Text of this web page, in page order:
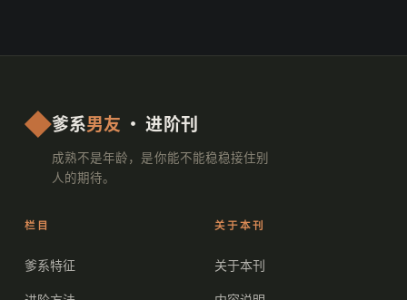
爹系男友 · 进阶刊
成熟不是年龄，是你能不能稳稳接住别
人的期待。
栏目
爹系特征
关于本刊
关于本刊